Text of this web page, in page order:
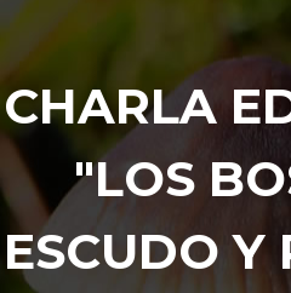
CHARLA
"LOS
ESCUDO Y